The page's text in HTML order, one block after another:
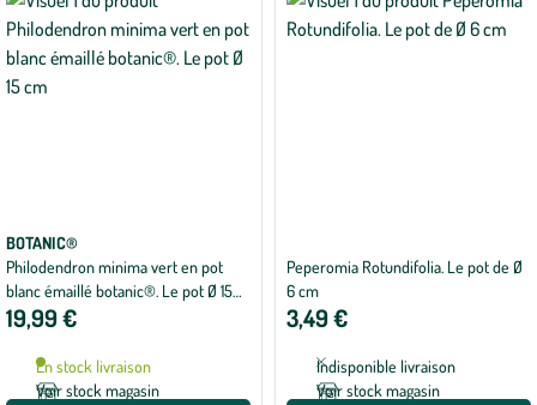
BOTANIC®
Philodendron minima vert en pot
blanc émaillé botanic®. Le pot Ø 15
cm
19,99 €
En stock livraison
Voir stock magasin
Peperomia Rotundifolia. Le pot de Ø
6 cm
3,49 €
Indisponible livraison
Voir stock magasin